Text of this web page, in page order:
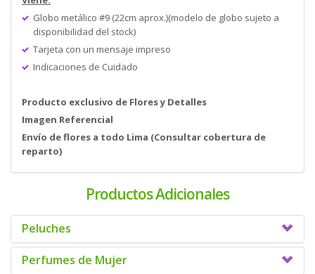
Globo metálico #9 (22cm aprox.)(modelo de globo sujeto a
disponibilidad del stock)
Tarjeta con un mensaje impreso
Indicaciones de Cuidado
Producto exclusivo de Flores y Detalles
Imagen Referencial
Envío de flores a todo Lima (Consultar cobertura de
reparto)
Productos Adicionales
Peluches
Perfumes de Mujer